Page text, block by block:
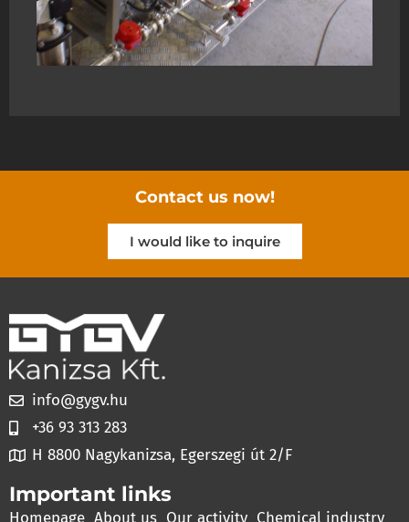
Contact us now!
I would like to inquire
info@gygv.hu
+36 93 313 283
H 8800 Nagykanizsa, Egerszegi út 2/F
Important links
Homepage About us Our activity Chemical industry